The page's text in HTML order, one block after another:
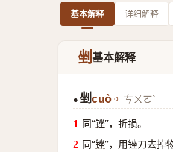
基本解释 详细解释
剉基本解释
● 剉cuò ㄘㄨㄛˋ
同“锉”，折损。
同“锉”，用锉刀去掉